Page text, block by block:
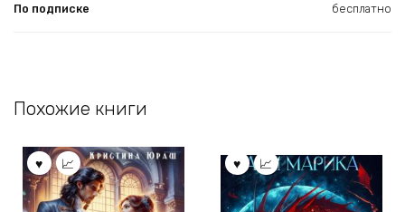
По подписке бесплатно
Похожие книги